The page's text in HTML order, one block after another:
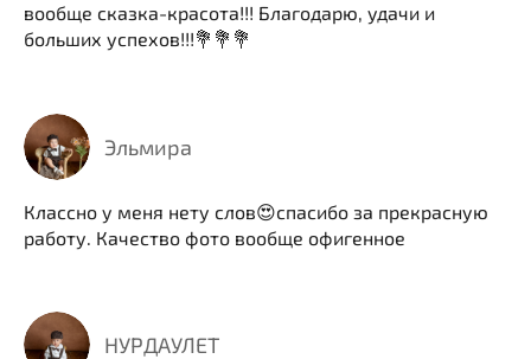
вообще сказка-красота!!! Благодарю, удачи и
больших успехов!!!💐💐💐
Эльмира
Классно у меня нету слов😍спасибо за прекрасную
работу. Качество фото вообще офигенное
НУРДАУЛЕТ